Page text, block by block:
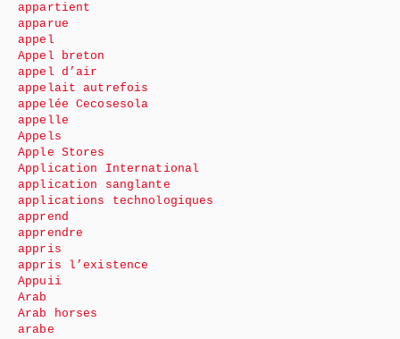
appartient
apparue
appel
Appel breton
appel d’air
appelait autrefois
appelée Cecosesola
appelle
Appels
Apple Stores
Application International
application sanglante
applications technologiques
apprend
apprendre
appris
appris l’existence
Appuii
Arab
Arab horses
arabe